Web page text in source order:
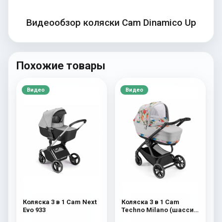
Видеообзор коляски Cam Dinamico Up
Похожие товары
Видео
Коляска 3 в 1 Cam Next
Evo 933
Видео
Коляска 3 в 1 Cam
Techno Milano (шасси